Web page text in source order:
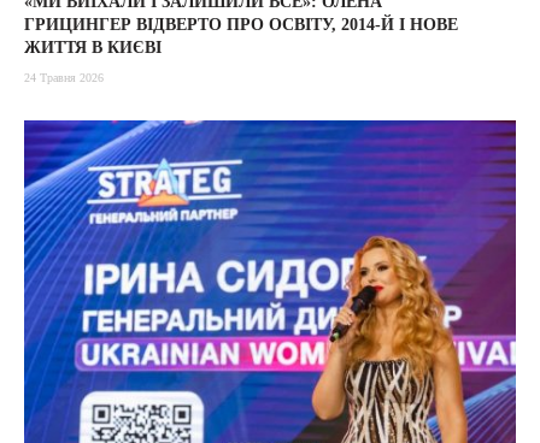
ГРИЦИНГЕР ВІДВЕРТО ПРО ОСВІТУ, 2014-Й І НОВЕ
ЖИТТЯ В КИЄВІ
24 Травня 2026